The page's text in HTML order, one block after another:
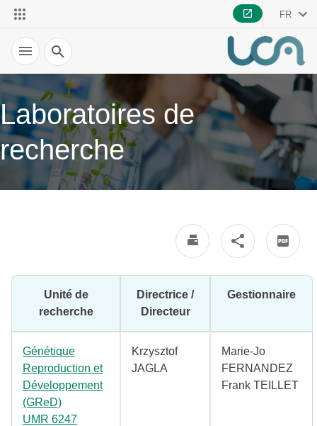
FR
Recherche
Laboratoires de
recherche
Unité de
recherche
Directrice /
Directeur
Gestionnaire
Génétique
Reproduction et
Développement
(GReD)
UMR 6247
Krzysztof
JAGLA
Marie-Jo
FERNANDEZ
Frank TEILLET